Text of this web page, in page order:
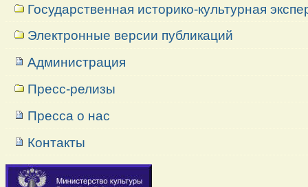
Государственная историко-культурная
Электронные версии публикаций
Администрация
Пресс-релизы
Пресса о нас
Контакты